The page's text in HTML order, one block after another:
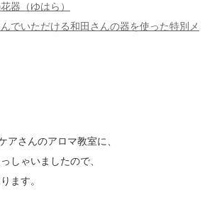
器（ゆはら）
でいただける和田さんの器を使った特別メ
アさんのアロマ教室に、
しゃいましたので、
ます。